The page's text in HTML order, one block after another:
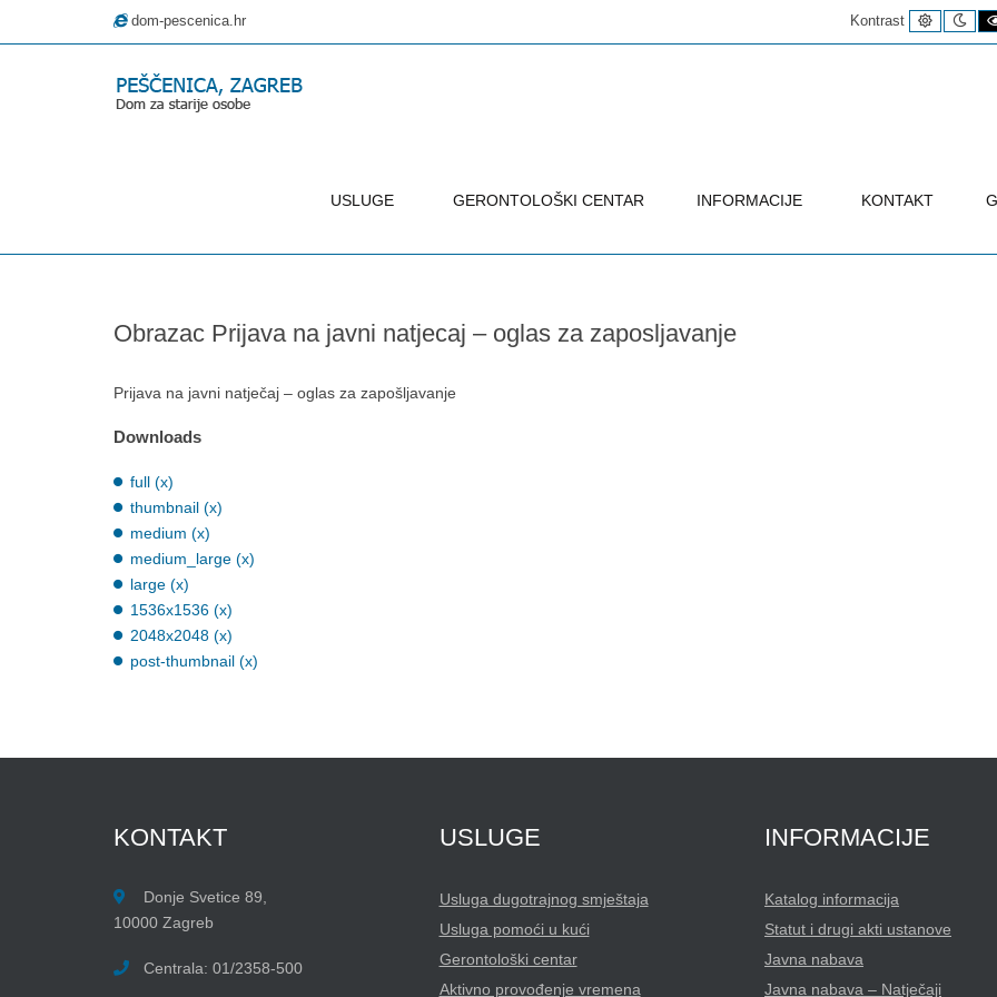
dom-pescenica.hr Kontrast
kontrast
USLUGE GERONTOLOŠKI CENTAR INFORMACIJE KONTAKT
Obrazac Prijava na javni natjecaj – oglas za zaposljavanje
Prijava na javni natječaj – oglas za zapošljavanje
Downloads
full (x)
thumbnail (x)
medium (x)
medium_large (x)
large (x)
1536x1536 (x)
2048x2048 (x)
post-thumbnail (x)
KONTAKT
Donje Svetice 89,
10000 Zagreb
Centrala: 01/2358-500
USLUGE
Usluga dugotrajnog smještaja
Usluga pomoći u kući
Gerontološki centar
Aktivno provođenje vremena
INFORMACIJE
Katalog informacija
Statut i drugi akti ustanove
Javna nabava
Javna nabava – Natječaji